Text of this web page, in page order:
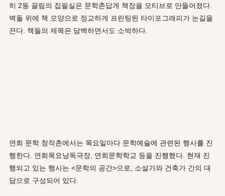
히 2동 끌림의 집필실은 문학촌답게 책장을 모티브로 만들어졌다.
벽돌 위에 책 모양으로 정교하게 프린팅된 타이포그래피가 눈길을
끈다. 책들의 제목은 담백하면서도 소박하다.
연희 문학 창작촌에서는 목요일마다 문학예술에 관련된 행사를 진
행한다. 연희목요낭독극장, 연희문학학교 등을 진행했다. 현재 진
행되고 있는 행사는 <문학의 공간>으로, 소설가와 건축가 간의 대
담으로 구성되어 있다.